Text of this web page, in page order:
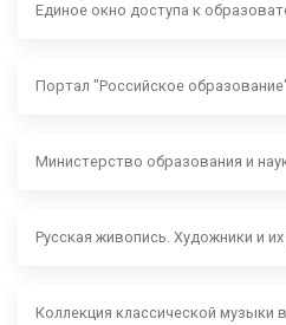
Единое окно доступа к
Портал "Российское
Министерство образования и
Русская живопись. Художники и
Коллекция классической музыки